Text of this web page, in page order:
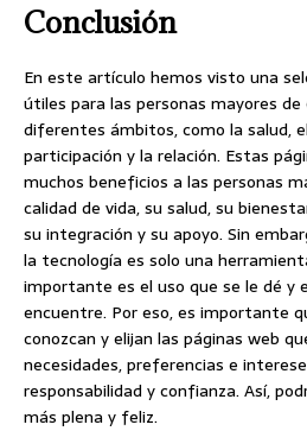
Conclusión
En este artículo hemos visto una
útiles para las personas mayores
diferentes ámbitos, como la salud,
participación y la relación. Estas
muchos beneficios a las personas
calidad de vida, su salud, su
su integración y su apoyo. Sin
la tecnología es solo una
importante es el uso que se le dé y
encuentre. Por eso, es importante
conozcan y elijan las páginas web
necesidades, preferencias e
responsabilidad y confianza. Así,
más plena y feliz.